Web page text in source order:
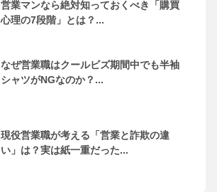
営業マンなら絶対知っておくべき「購買
心理の7段階」とは？...
なぜ営業職はクールビズ期間中でも半袖
シャツがNGなのか？...
現役営業職が考える「営業と詐欺の違
い」は？実は紙一重だった...